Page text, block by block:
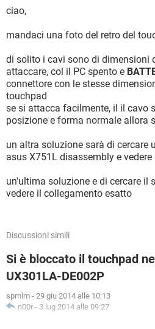
ciao,
mandaci una foto del retro del
di solito i cavi sono di dimensioni
attaccare, col il PC spento e
connettore con le stesse
touchpad
se si attacca facilmente, il il cavo
posizione e forma normale allora
un altra soluzione sarà di cercare
asus X751L disassembly e
un'ultima soluzione e di cercare il
vedere il collegamento esatto
Discussioni simili
Si è bloccato il touchpad
UX301LA-DE002P
spmlm - 29 giu 2014 alle 10:13
n00r - 3 lug 2014 alle 09:27